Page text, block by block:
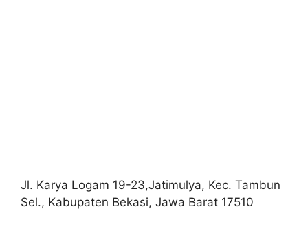
Jl. Karya Logam 19-23,Jatimulya, Kec. Tambun
Sel., Kabupaten Bekasi, Jawa Barat 17510